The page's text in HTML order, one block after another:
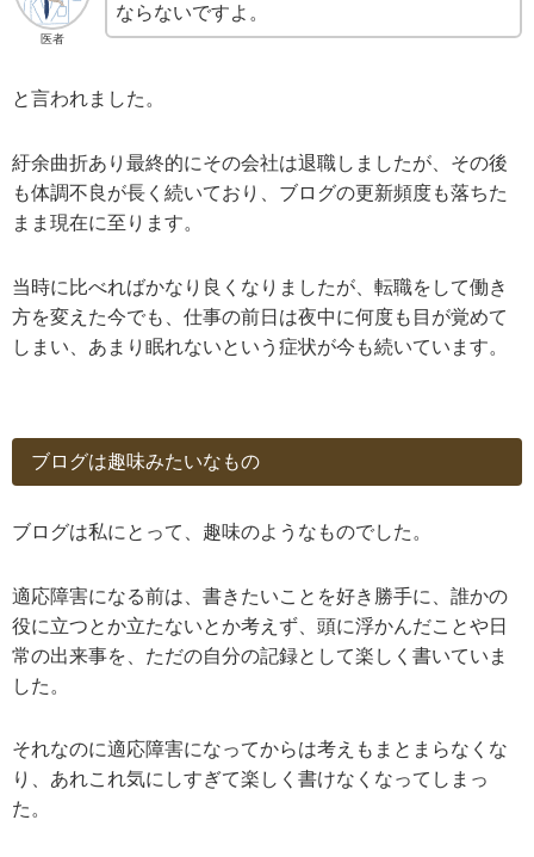
医者
ならないですよ。
と言われました。
紆余曲折あり最終的にその会社は退職しましたが、その後
も体調不良が長く続いており、ブログの更新頻度も落ちた
まま現在に至ります。
当時に比べればかなり良くなりましたが、転職をして働き
方を変えた今でも、仕事の前日は夜中に何度も目が覚めて
しまい、あまり眠れないという症状が今も続いています。
ブログは趣味みたいなもの
ブログは私にとって、趣味のようなものでした。
適応障害になる前は、書きたいことを好き勝手に、誰かの
役に立つとか立たないとか考えず、頭に浮かんだことや日
常の出来事を、ただの自分の記録として楽しく書いていま
した。
それなのに適応障害になってからは考えもまとまらなくな
り、あれこれ気にしすぎて楽しく書けなくなってしまっ
た。